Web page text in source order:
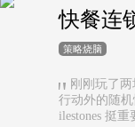
快餐连
策略烧脑
刚刚玩了两场！ 初次赢了第二次惨输… 这游戏重玩性很高… 主要是唯一
行动外的随机性* 所以
ilestones 挺